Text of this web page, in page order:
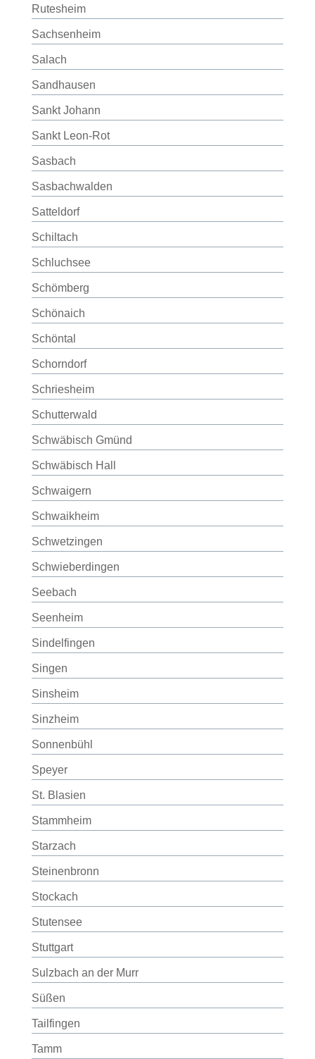
Rutesheim
Sachsenheim
Salach
Sandhausen
Sankt Johann
Sankt Leon-Rot
Sasbach
Sasbachwalden
Satteldorf
Schiltach
Schluchsee
Schömberg
Schönaich
Schöntal
Schorndorf
Schriesheim
Schutterwald
Schwäbisch Gmünd
Schwäbisch Hall
Schwaigern
Schwaikheim
Schwetzingen
Schwieberdingen
Seebach
Seenheim
Sindelfingen
Singen
Sinsheim
Sinzheim
Sonnenbühl
Speyer
St. Blasien
Stammheim
Starzach
Steinenbronn
Stockach
Stutensee
Stuttgart
Sulzbach an der Murr
Süßen
Tailfingen
Tamm